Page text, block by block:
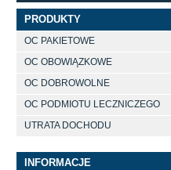
PRODUKTY
OC PAKIETOWE
OC OBOWIĄZKOWE
OC DOBROWOLNE
OC PODMIOTU LECZNICZEGO
UTRATA DOCHODU
INFORMACJE